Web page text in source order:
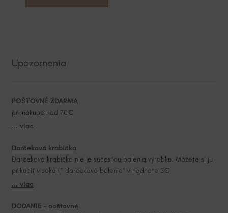
r
t
i
v
:
Upozornenia
POŠTOVNÉ ZDARMA
pri nákupe nad 70€
... viac
Darčeková krabička
Darčeková krabička nie je súčasťou balenia výrobku. Môžete si ju
prikúpiť v sekcii “ darčekové balenie“ v hodnote 3€
... viac
DODANIE – poštovné